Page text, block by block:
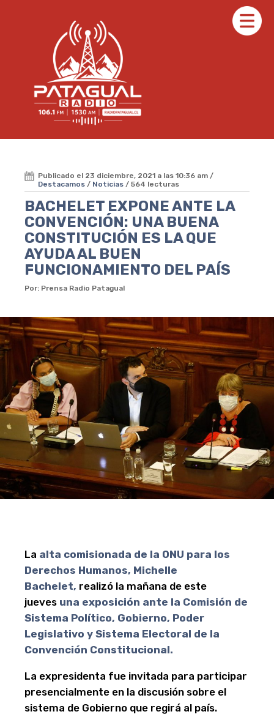
Publicado el 23 diciembre, 2021 a las 10:36 am /
Destacamos / Noticias / 564 lecturas
BACHELET EXPONE ANTE LA
CONVENCIÓN: UNA BUENA
CONSTITUCIÓN ES LA QUE
AYUDA AL BUEN
FUNCIONAMIENTO DEL PAÍS
Por: Prensa Radio Patagual
La alta comisionada de la ONU para los
Derechos Humanos, Michelle
Bachelet, realizó la mañana de este
jueves una exposición ante la Comisión de
Sistema Político, Gobierno, Poder
Legislativo y Sistema Electoral de la
Convención Constitucional.
La expresidenta fue invitada para participar
presencialmente en la discusión sobre el
sistema de Gobierno que regirá al país.